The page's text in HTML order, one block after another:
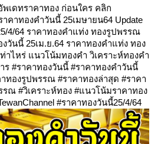
พเดทราคาทอง ก่อนใคร คลิก
าคาทองคำวันนี้ 25เมษายน64 Update
4/64 ราคาทองคำแท่ง ทองรูปพรรณ
วันนี้ 25เม.ย.64 ราคาทองคำแท่ง ทอง
าไหร่ แนวโน้มทองคำ วิเคราะห์ทองคำ
ร #ราคาทองวันนี้ #ราคาทองคำวันนี้
ทองรูปพรรณ #ราคาทองล่าสุด #ราคา
ณ #วิเคราะห์ทอง #แนวโน้มราคาทอง
#ราคาทองวันนี้25/4/64